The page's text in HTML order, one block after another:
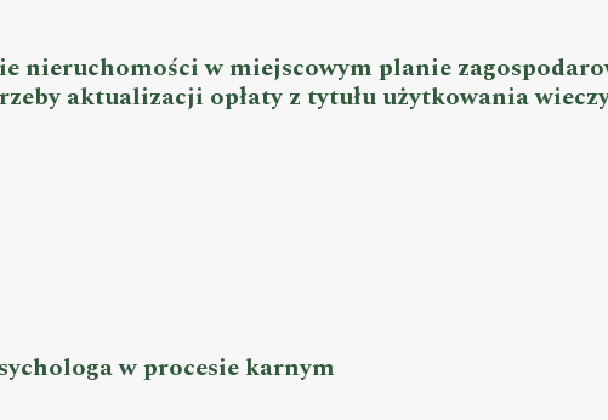
nieruchomości w miejscowym planie
aktualizacji opłaty z tytułu użytkowania
w procesie karnym